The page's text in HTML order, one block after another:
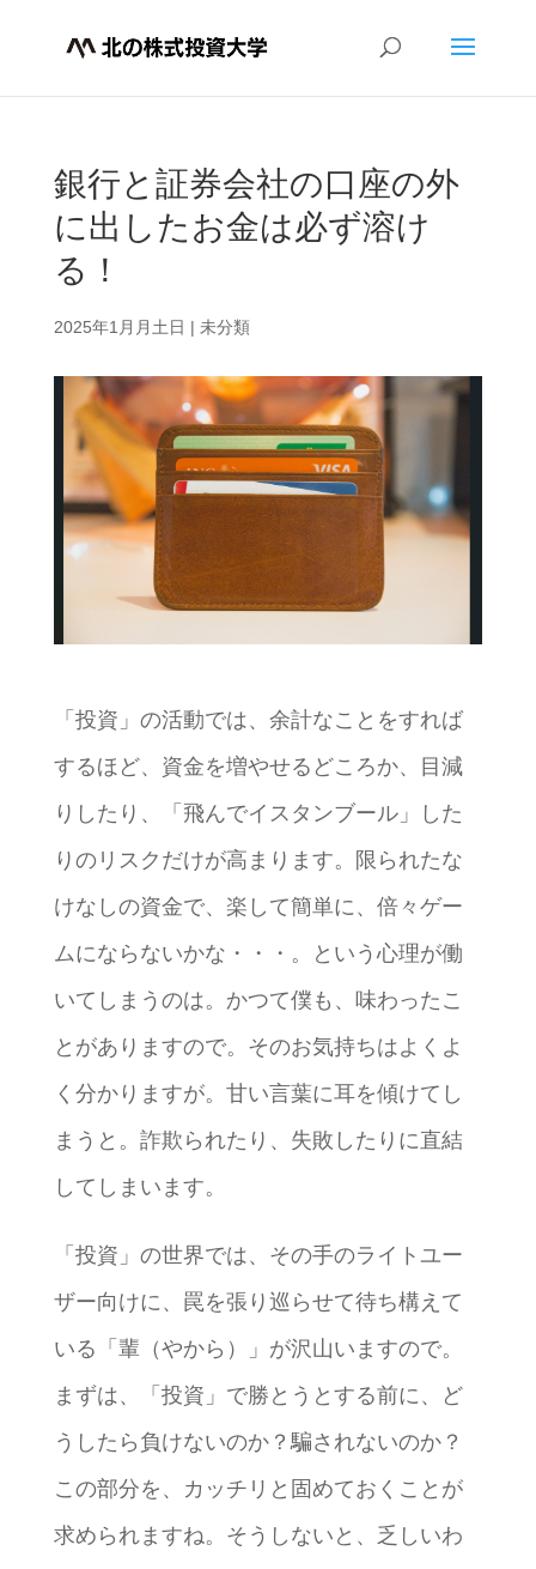
銀行と証券会社の口座の外
に出したお金は必ず溶け
る！
2025年1月月土日 | 未分類
「投資」の活動では、余計なことをすれば
するほど、資金を増やせるどころか、目減
りしたり、「飛んでイスタンブール」した
りのリスクだけが高まります。限られたな
けなしの資金で、楽して簡単に、倍々ゲー
ムにならないかな・・・。という心理が働
いてしまうのは。かつて僕も、味わったこ
とがありますので。そのお気持ちはよくよ
く分かりますが。甘い言葉に耳を傾けてし
まうと。詐欺られたり、失敗したりに直結
してしまいます。
「投資」の世界では、その手のライトユー
ザー向けに、罠を張り巡らせて待ち構えて
いる「輩（やから）」が沢山いますので。
まずは、「投資」で勝とうとする前に、ど
うしたら負けないのか？騙されないのか？
この部分を、カッチリと固めておくことが
求められますね。そうしないと、乏しいわ